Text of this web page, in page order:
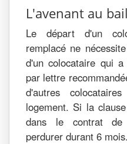
L'avenant au
Le départ d'un
remplacé ne
d'un colocataire qui
par lettre
d'autres
logement. Si la
dans le contrat de
perdurer durant 6 mois.